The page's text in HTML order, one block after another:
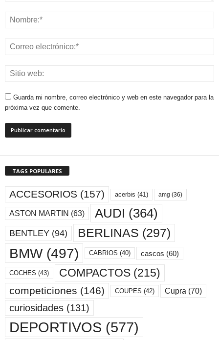
Guarda mi nombre, correo electrónico y web en este navegador para la
próxima vez que comente.
TAGS POPULARES
ACCESORIOS (157) acerbis (41) amg (36)
ASTON MARTIN (63) AUDI (364)
BENTLEY (94) BERLINAS (297)
BMW(497) CABRIOS (40) cascos (60)
COCHES (43) COMPACTOS (215)
competiciones (146) COUPES (42) Cupra (70)
curiosidades (131)
DEPORTIVOS (577)